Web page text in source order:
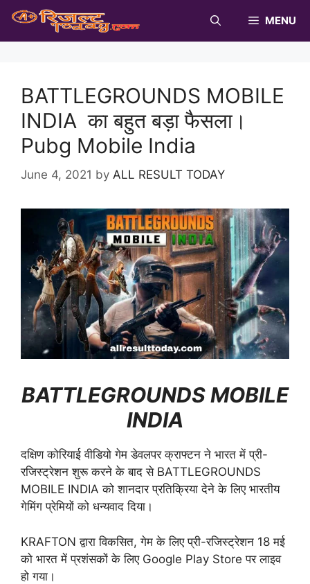
Skip
content
MENU
BATTLEGROUNDS MOBILE
INDIA का बहुत बड़ा फैसला।
Pubg Mobile India
June 4, 2021 by ALL RESULT TODAY
BATTLEGROUNDS MOBILE
INDIA
दक्षिण कोरियाई वीडियो गेम डेवलपर क्राफ्टन ने भारत में प्री-
रजिस्ट्रेशन शुरू करने के बाद से BATTLEGROUNDS
MOBILE INDIA को शानदार प्रतिक्रिया देने के लिए भारतीय
गेमिंग प्रेमियों को धन्यवाद दिया।
KRAFTON द्वारा विकसित, गेम के लिए प्री-रजिस्ट्रेशन 18 मई
को भारत में प्रशंसकों के लिए Google Play Store पर लाइव
हो गया।